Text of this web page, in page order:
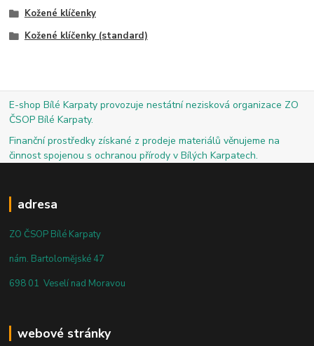
Kožené klíčenky
Kožené klíčenky (standard)
E-shop Bílé Karpaty provozuje nestátní nezisková organizace ZO
ČSOP Bílé Karpaty.
Finanční prostředky získané z prodeje materiálů věnujeme na
činnost spojenou s ochranou přírody v Bílých Karpatech.
adresa
ZO ČSOP Bílé Karpaty
nám. Bartolomějské 47
698 01 Veselí nad Moravou
webové stránky